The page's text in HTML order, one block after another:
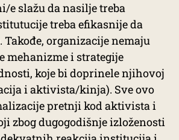
e slažu da nasilje treba
treba efikasnije da
Takođe, organizacije nemaju
mehanizme i strategije
koje bi doprinele njihovoj
i aktivista/kinja). Sve ovo
pretnji kod aktivista i
zbog dugogodišnje izloženosti